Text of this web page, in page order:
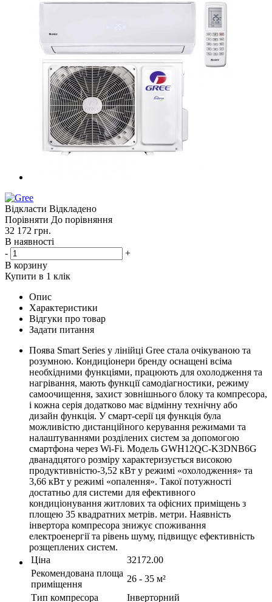
Відкласти Відкладено
Порівняти До порівняння
32 172 грн.
В наявності
-
+
В корзину
Купити в 1 клік
Опис
Характеристики
Відгуки про товар
Задати питання
Поява Smart Series у лінійці Gree стала очікуваною та
розумною. Кондиціонери бренду оснащені всіма
необхідними функціями, працюють для охолодження та
нагрівання, мають функції самодіагностики, режиму
самоочищення, захист зовнішнього блоку та компресора,
і кожна серія додатково має відмінну технічну або
дизайн функція. У смарт-серії ця функція була
можливістю дистанційного керування режимами та
налаштуваннями розділених систем за допомогою
смартфона через Wi-Fi. Модель GWH12QC-K3DNB6G
дванадцятого розміру характеризується високою
продуктивністю-3,52 кВт у режимі «охолодження» та
3,66 кВт у режимі «опалення». Такої потужності
достатньо для системи для ефективного
кондиціонування житлових та офісних приміщень з
площею 35 квадратних метрів. метри. Наявність
інвертора компресора знижує споживання
електроенергії та рівень шуму, підвищує ефективність
розщеплених систем.
Ціна
32172.00
Рекомендована площа
приміщення
26 - 35 м²
Тип компресора
Інверторний